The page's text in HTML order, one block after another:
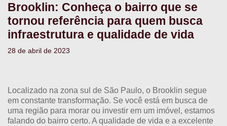
Brooklin: Conheça o bairro que se
tornou referência para quem busca
infraestrutura e qualidade de vida
28 de abril de 2023
Localizado na zona sul de São Paulo, o Brooklin segue
em constante transformação. Se você está em busca de
uma região para morar ou investir em um imóvel, estamos
falando do bairro certo. A qualidade de vida e a excelente